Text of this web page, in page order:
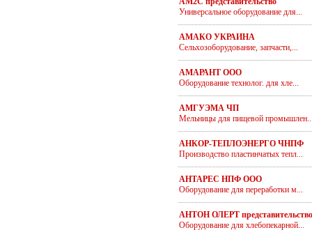
Универсальное оборудование для...
АМАКО УКРАИНА
Сельхозоборудование, запчасти,...
АМАРАНТ ООО
Оборудование технолог. для хле...
АМГУЭМА ЧП
Мельницы для пищевой
АНКОР-ТЕПЛОЭНЕРГО ЧНПФ
Производство пластинчатых тепл...
АНТАРЕС НПФ ООО
Оборудование для переработки м...
АНТОН ОЛЕРТ представительство
Оборудование для хлебопекарной...